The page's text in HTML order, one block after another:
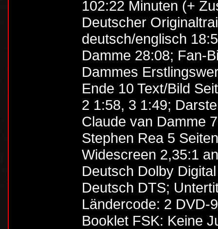
102:22 Minuten (+
Deutscher
deutsch/englisch
Damme 28:08; Fan-
Dammes
Ende 10 Text/Bild
2 1:58, 3 1:49;
Claude van Damme
Stephen Rea 5
Widescreen 2,35:1
Deutsch Dolby
Deutsch DTS;
Ländercode: 2 DVD-
Booklet FSK: Keine